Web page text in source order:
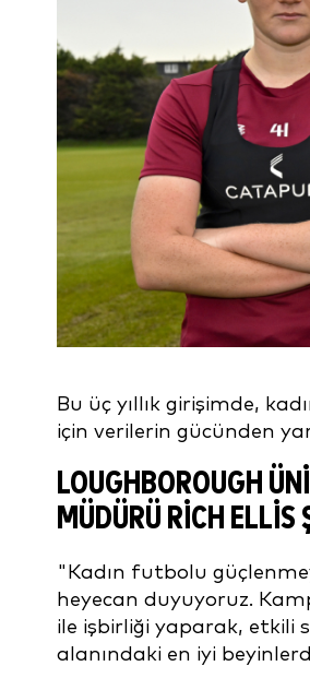
Bu üç yıllık girişimde,
için verilerin gücünden
LOUGHBOROUGH
MÜDÜRÜ RICH ELLIS
"Kadın futbolu
heyecan duyuyoruz.
ile işbirliği yaparak, etkili
alanındaki en iyi